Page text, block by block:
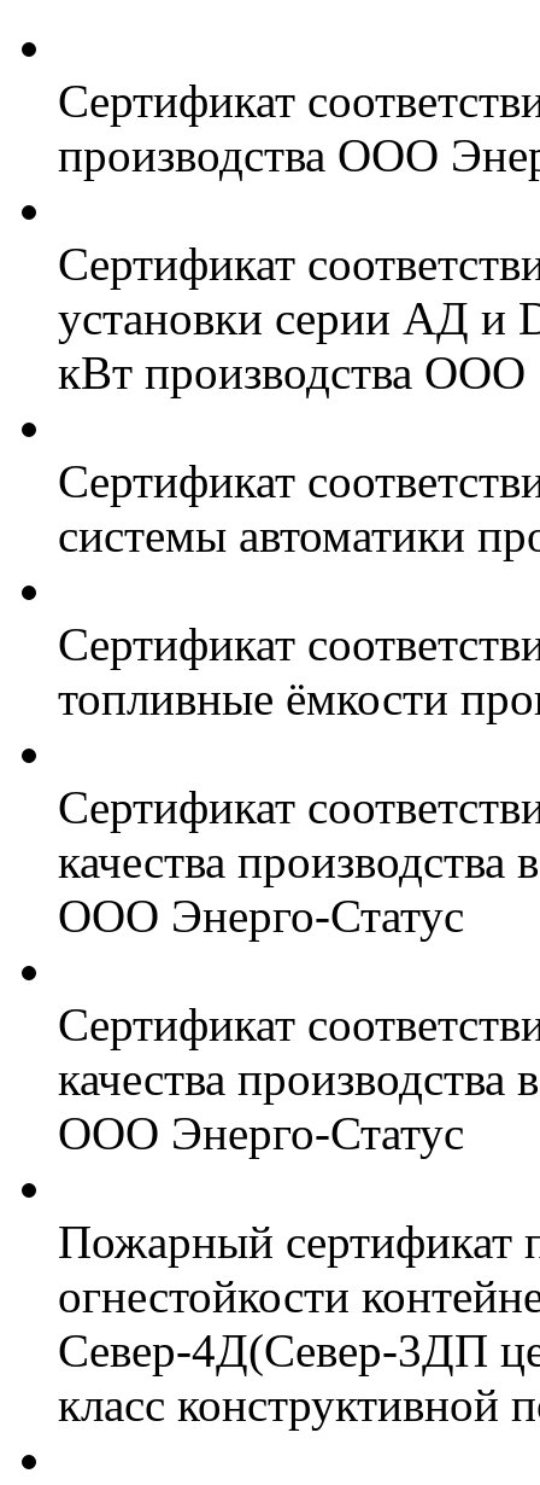
Сертификат
производства ООО
Сертификат
установки серии АД и
кВт производства ООО
Сертификат
системы автоматики
Сертификат
топливные ёмкости
Сертификат
качества
ООО Энерго-Статус
Сертификат
качества
ООО Энерго-Статус
Пожарный сертификат
огнестойкости
Север-4Д(Север-3ДП
класс конструктивной